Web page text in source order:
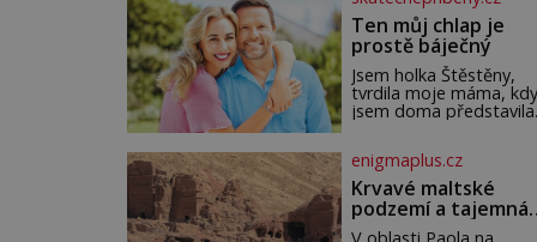
španělský a znamená
jednoduše „mléčná
sladkost“. Původ ovšem
není úplně jednoznačný,
autorství této receptury
pře hned několik
traduje,
Ten můj chlap je
prostě báječný
Jsem holka Štěstěny,
tvrdila moje máma,
jsem doma představila
neopustilo nikdy. Myslím,
že mi trochu záviděla,
nikdy jsem jí to neřekla.
Tátu měla ráda, ale co
pamatuji, tak jsme s
enigmaplus.cz
Krvavé maltské
podzemí a tajemná
Petra
V oblasti Paola na